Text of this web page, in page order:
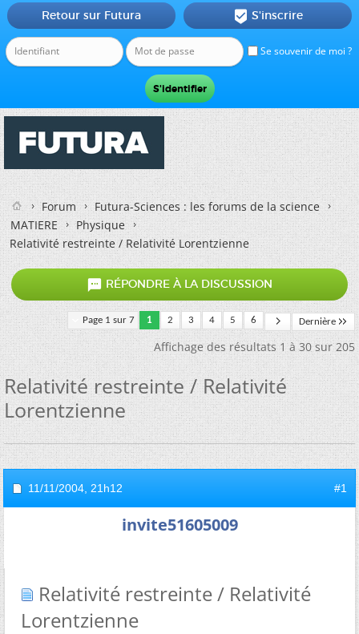
Se souvenir de moi ?
Retour sur Futura  S'inscrire
Forum
Futura-Sciences : les forums de la science
MATIERE
Physique
Relativité restreinte / Relativité Lorentzienne
 RÉPONDRE À LA DISCUSSION
Page 1 sur 7 1 2 3 4 5 6 Dernière
Affichage des résultats 1 à 30 sur 205
Relativité restreinte / Relativité
Lorentzienne
11/11/2004, 21h12 #1
invite51605009
Relativité restreinte / Relativité
Lorentzienne